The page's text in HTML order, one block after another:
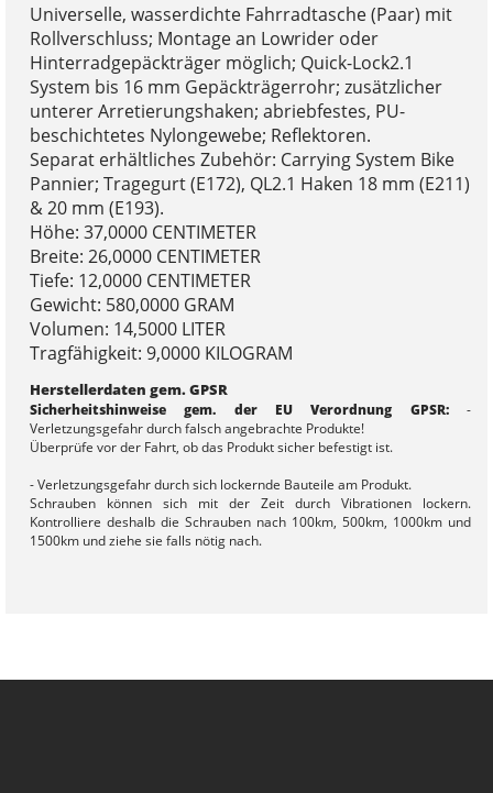
Universelle, wasserdichte Fahrradtasche (Paar) mit
Rollverschluss; Montage an Lowrider oder
Hinterradgepäckträger möglich; Quick-Lock2.1
System bis 16 mm Gepäckträgerrohr; zusätzlicher
unterer Arretierungshaken; abriebfestes, PU-
beschichtetes Nylongewebe; Reflektoren.
Separat erhältliches Zubehör: Carrying System Bike
Pannier; Tragegurt (E172), QL2.1 Haken 18 mm (E211)
& 20 mm (E193).
Höhe: 37,0000 CENTIMETER
Breite: 26,0000 CENTIMETER
Tiefe: 12,0000 CENTIMETER
Gewicht: 580,0000 GRAM
Volumen: 14,5000 LITER
Tragfähigkeit: 9,0000 KILOGRAM
Herstellerdaten gem. GPSR
Sicherheitshinweise gem. der EU Verordnung GPSR:-
Verletzungsgefahr durch falsch angebrachte Produkte!
Überprüfe vor der Fahrt, ob das Produkt sicher befestigt ist.
- Verletzungsgefahr durch sich lockernde Bauteile am Produkt.
Schrauben können sich mit der Zeit durch Vibrationen lockern.
Kontrolliere deshalb die Schrauben nach 100km, 500km, 1000km und
1500km und ziehe sie falls nötig nach.